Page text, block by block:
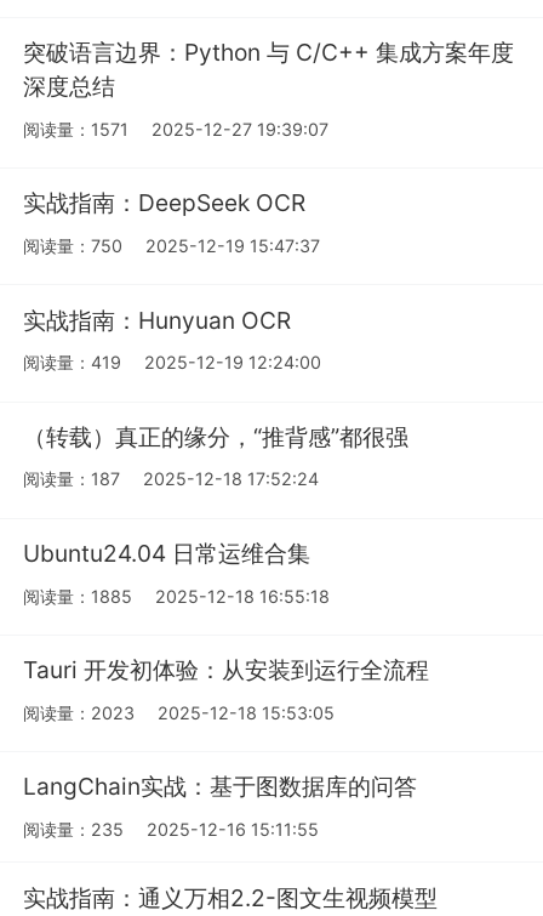
突破语言边界：Python 与 C/C++ 集成方案年度
深度总结
阅读量：1571 2025-12-27 19:39:07
实战指南：DeepSeek OCR
阅读量：750 2025-12-19 15:47:37
实战指南：Hunyuan OCR
阅读量：419 2025-12-19 12:24:00
（转载）真正的缘分，“推背感”都很强
阅读量：187 2025-12-18 17:52:24
Ubuntu24.04 日常运维合集
阅读量：1885 2025-12-18 16:55:18
Tauri 开发初体验：从安装到运行全流程
阅读量：2023 2025-12-18 15:53:05
LangChain实战：基于图数据库的问答
阅读量：235 2025-12-16 15:11:55
实战指南：通义万相2.2-图文生视频模型